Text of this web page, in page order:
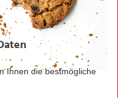
Preise in